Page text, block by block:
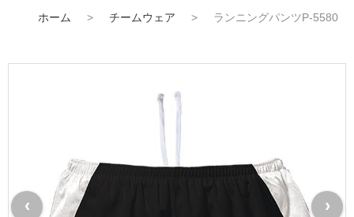
ホーム > チームウェア > ランニングパンツP-5580
‹ ›